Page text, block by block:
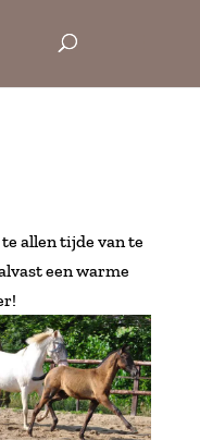
allen tijde van te
een warme